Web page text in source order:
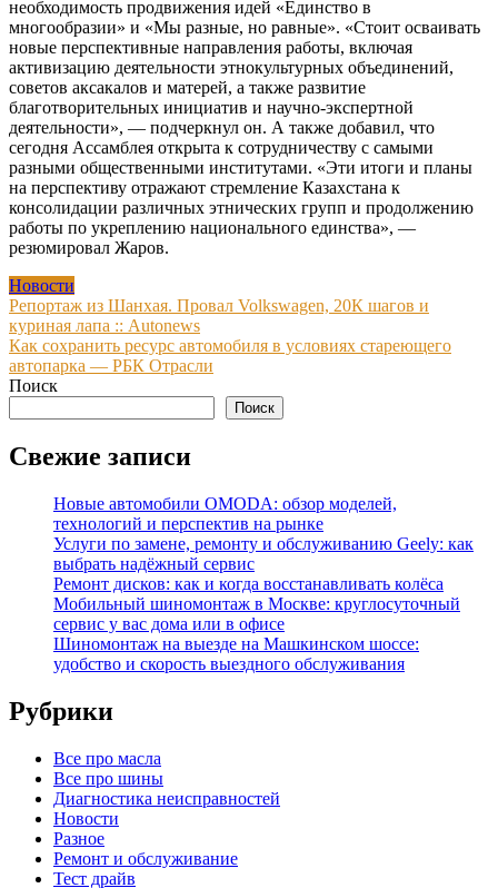
необходимость продвижения идей «Единство в
многообразии» и «Мы разные, но равные». «Стоит осваивать
новые перспективные направления работы, включая
активизацию деятельности этнокультурных объединений,
советов аксакалов и матерей, а также развитие
благотворительных инициатив и научно-экспертной
деятельности», — подчеркнул он. А также добавил, что
сегодня Ассамблея открыта к сотрудничеству с самыми
разными общественными институтами. «Эти итоги и планы
на перспективу отражают стремление Казахстана к
консолидации различных этнических групп и продолжению
работы по укреплению национального единства», —
резюмировал Жаров.
Новости
Навигация
по
записям
Репортаж из Шанхая. Провал Volkswagen, 20К шагов и
куриная лапа :: Autonews
Как сохранить ресурс автомобиля в условиях стареющего
автопарка — РБК Отрасли
Поиск
Поиск
Свежие записи
Новые автомобили OMODA: обзор моделей,
технологий и перспектив на рынке
Услуги по замене, ремонту и обслуживанию Geely: как
выбрать надёжный сервис
Ремонт дисков: как и когда восстанавливать колёса
Мобильный шиномонтаж в Москве: круглосуточный
сервис у вас дома или в офисе
Шиномонтаж на выезде на Машкинском шоссе:
удобство и скорость выездного обслуживания
Рубрики
Все про масла
Все про шины
Диагностика неисправностей
Новости
Разное
Ремонт и обслуживание
Тест драйв